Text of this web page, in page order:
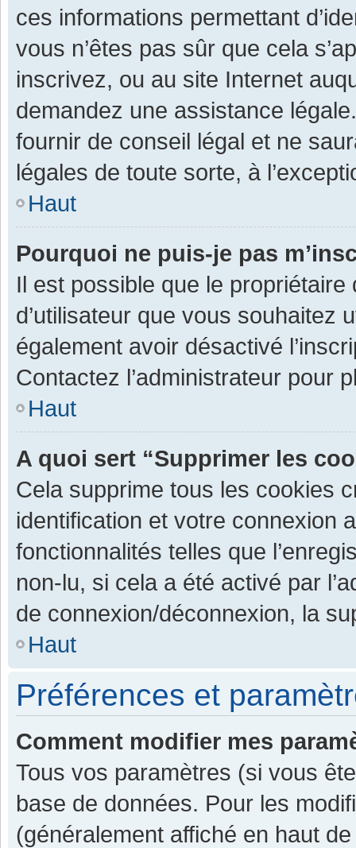
ces informations permettant
vous n’êtes pas sûr que cela
inscrivez, ou au site Internet
demandez une assistance
fournir de conseil légal et ne
légales de toute sorte, à
Haut
Pourquoi ne puis-je pas
Il est possible que le
d’utilisateur que vous souhaitez
également avoir désactivé
Contactez l’administrateur pour
Haut
A quoi sert “Supprimer les
Cela supprime tous les cookies
identification et votre connexion
fonctionnalités telles que
non-lu, si cela a été activé par
de connexion/déconnexion, la
Haut
Préférences et
Comment modifier mes
Tous vos paramètres (si vous
base de données. Pour les
(généralement affiché en haut